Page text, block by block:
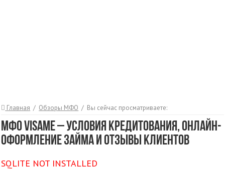
Главная / Обзоры МФО / Вы сейчас просматриваете:
МФО Visame – условия кредитования, онлайн-
оформление займа и отзывы клиентов
SQLITE NOT INSTALLED